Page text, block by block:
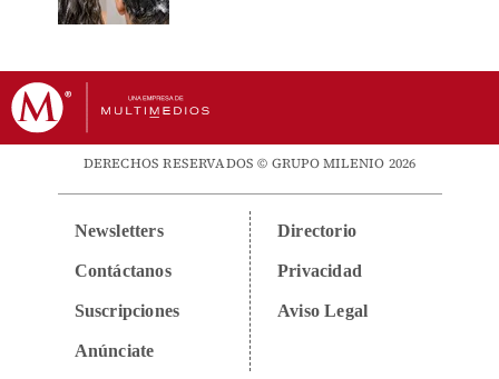
DERECHOS RESERVADOS © GRUPO MILENIO 2026
Newsletters
Contáctanos
Suscripciones
Anúnciate
Directorio
Privacidad
Aviso Legal